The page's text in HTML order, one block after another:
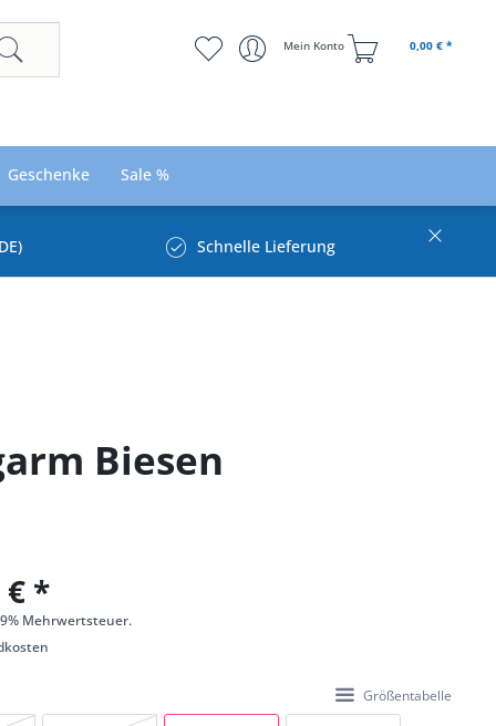
Mein Konto 0,00 € *
Geschenke Sale %
Schnelle Lieferung
Biesen
€ *
Mehrwertsteuer.
Größentabelle